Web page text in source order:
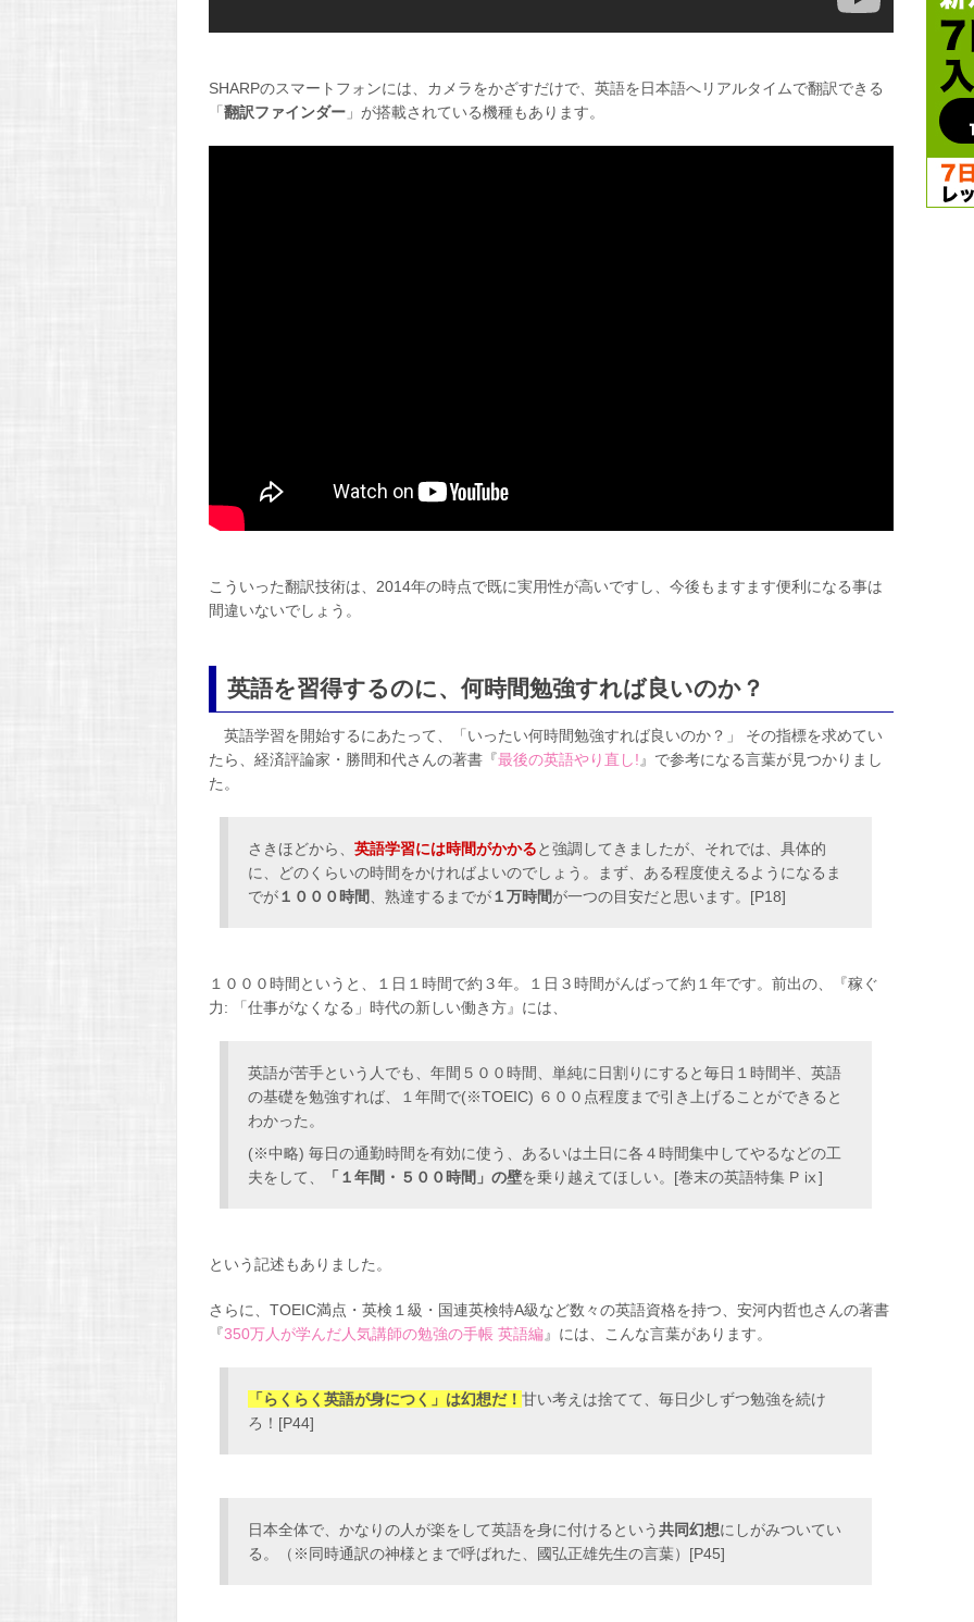
SHARPのスマートフォンには、カメラをかざすだけで、英語を日本語へリアルタイムで翻訳できる
「 翻訳ファインダー 」が搭載されている機種もあります。
こういった翻訳技術は、2014年の時点で既に実用性が高いですし、今後もますます便利になる事は
間違いないでしょう。
英語を習得するのに、何時間勉強すれば良いのか？
英語学習を開始するにあたって、「いったい何時間勉強すれば良いのか？」 その指標を求めてい
たら、経済評論家・勝間和代さんの著書『最後の英語やり直し!』で参考になる言葉が見つかりまし
た。
さきほどから、 英語学習には時間がかかると強調してきましたが、それでは、具体的
に、どのくらいの時間をかければよいのでしょう。まず、ある程度使えるようになるま
でが１０００時間、熟達するまでが１万時間が一つの目安だと思います。[P18]
１０００時間というと、１日１時間で約３年。１日３時間がんばって約１年です。前出の、『稼ぐ
力: 「仕事がなくなる」時代の新しい働き方』には、
英語が苦手という人でも、年間５００時間、単純に日割りにすると毎日１時間半、英語
の基礎を勉強すれば、１年間で(※TOEIC) ６００点程度まで引き上げることができると
わかった。
(※中略) 毎日の通勤時間を有効に使う、あるいは土日に各４時間集中してやるなどの工
夫をして、
「１年間・５００時間」の壁を乗り越えてほしい。[巻末の英語特集 P ⅸ]
という記述もありました。
さらに、TOEIC満点・英検１級・国連英検特A級など数々の英語資格を持つ、安河内哲也さんの著書
『350万人が学んだ人気講師の勉強の手帳 英語編』には、こんな言葉があります。
「らくらく英語が身につく」は幻想だ！ 甘い考えは捨てて、毎日少しずつ勉強を続け
ろ！[P44]
日本全体で、かなりの人が楽をして英語を身に付けるという共同幻想にしがみついてい
る。（※同時通訳の神様とまで呼ばれた、國弘正雄先生の言葉）[P45]